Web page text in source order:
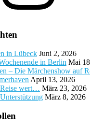
in Lübeck Juni 2, 2026
in Berlin Mai
– Die Märchenshow auf
April 13, 2026
wert… März 23, 2026
März 8, 2026